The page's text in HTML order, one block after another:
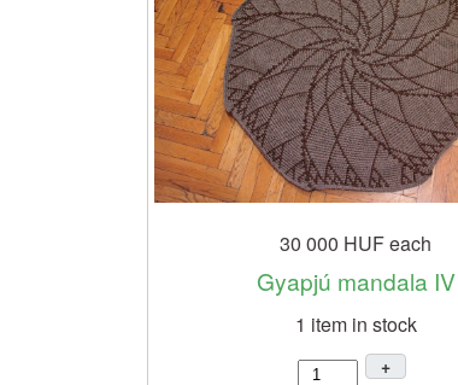
30 000 HUFeach
Gyapjú mandala IV
1 item in stock
+